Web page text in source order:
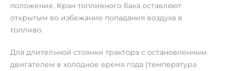
положение. Кран топливного бака оставляют
открытым во избежание попадания воздуха в
топливо.
Для длительной стоянки трактора с остановленным
двигателем в холодное время года (температура